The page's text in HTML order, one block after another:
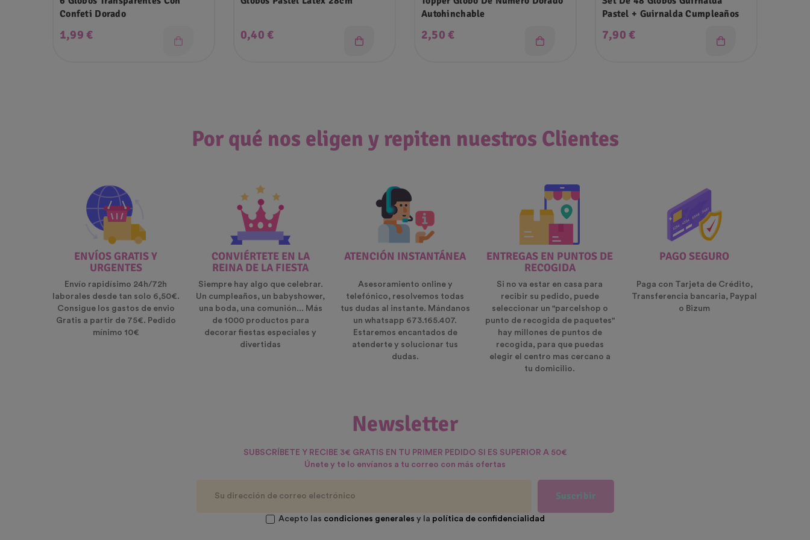
Confeti Dorado
Precio
1,99 € Precio
0,40 €
Autohinchable
Precio
2,50 €
Pastel + Guirnalda Cumpleaños
Precio
7,90 €
Por qué nos eligen y repiten nuestros Clientes
ENVÍOS GRATIS Y
URGENTES
Envío rapidísimo 24h/72h
laborales desde tan solo 6,50€.
Consigue los gastos de envio
Gratis a partir de 75€. Pedido
mínimo 10€
CONVIÉRTETE EN LA
REINA DE LA FIESTA
Siempre hay algo que celebrar.
Un cumpleaños, un babyshower,
una boda, una comunión... Más
de 1000 productos para
decorar fiestas especiales y
divertidas
ATENCIÓN INSTANTÁNEA
Asesoramiento online y
telefónico, resolvemos todas
tus dudas al instante. Mándanos
un whatsapp 673.165.407.
Estaremos encantados de
atenderte y solucionar tus
dudas.
ENTREGAS EN PUNTOS DE
RECOGIDA
Si no va estar en casa para
recibir su pedido, puede
seleccionar un "parcelshop o
punto de recogida de paquetes"
hay millones de puntos de
recogida, para que puedas
elegir el centro mas cercano a
tu domicilio.
PAGO SEGURO
Paga con Tarjeta de Crédito,
Transferencia bancaria, Paypal
o Bizum
Newsletter
SUBSCRÍBETE Y RECIBE 3€ GRATIS EN TU PRIMER PEDIDO SI ES SUPERIOR A 50€
Únete y te lo envíanos a tu correo con más ofertas
Suscribir
Acepto las condiciones generales y la política de confidencialidad